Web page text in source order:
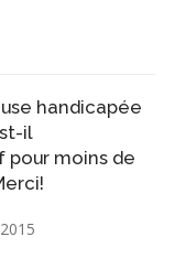
handicapée
il
pour moins de